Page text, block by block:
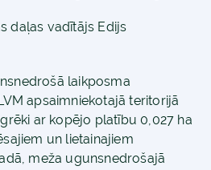
daļas vadītājs Edijs
laikposma
apsaimniekotajā teritorijā
ar kopējo platību 0,027 ha
un lietainajiem
meža ugunsnedrošajā